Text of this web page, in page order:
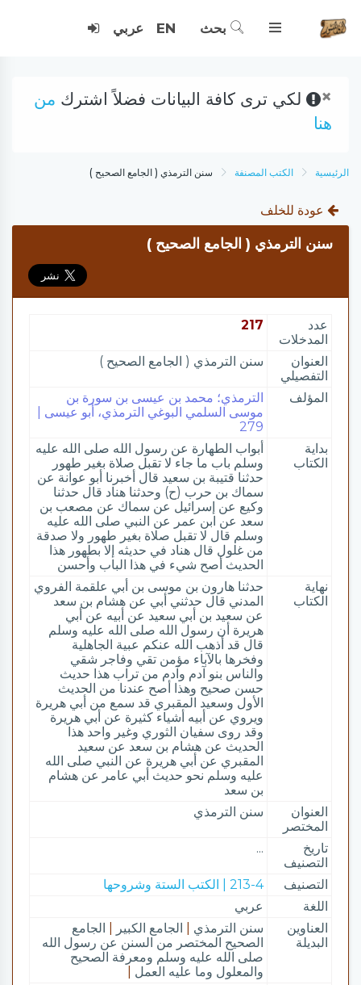
بحث EN عربي
× لكي ترى كافة البيانات فضلاً اشترك من
هنا
الرئيسية الكتب المصنفة سنن الترمذي ( الجامع الصحيح )
عودة للخلف
سنن الترمذي ( الجامع الصحيح )
عدد
المدخلات
217
العنوان
التفصيلي
سنن الترمذي ( الجامع الصحيح )
المؤلف
الترمذي؛ محمد بن عيسى بن سورة بن
موسى السلمي البوغي الترمذي، أبو عيسى |
279
بداية
الكتاب
أبواب الطهارة عن رسول الله صلى الله عليه
وسلم باب ما جاء لا تقبل صلاة بغير طهور
حدثنا قتيبة بن سعيد قال أخبرنا أبو عوانة عن
سماك بن حرب (ح) وحدثنا هناد قال حدثنا
وكيع عن إسرائيل عن سماك عن مصعب بن
سعد عن ابن عمر عن النبي صلى الله عليه
وسلم قال لا تقبل صلاة بغير طهور ولا صدقة
من غلول قال هناد في حديثه إلا بطهور هذا
الحديث أصح شيء في هذا الباب وأحسن
نهاية
الكتاب
حدثنا هارون بن موسى بن أبي علقمة الفروي
المدني قال حدثني أبي عن هشام بن سعد
عن سعيد بن أبي سعيد عن أبيه عن أبي
هريرة أن رسول الله صلى الله عليه وسلم
قال قد أذهب الله عنكم عبية الجاهلية
وفخرها بالآباء مؤمن تقي وفاجر شقي
والناس بنو آدم وآدم من تراب هذا حديث
حسن صحيح وهذا أصح عندنا من الحديث
الأول وسعيد المقبري قد سمع من أبي هريرة
ويروي عن أبيه أشياء كثيرة عن أبي هريرة
وقد روى سفيان الثوري وغير واحد هذا
الحديث عن هشام بن سعد عن سعيد
المقبري عن أبي هريرة عن النبي صلى الله
عليه وسلم نحو حديث أبي عامر عن هشام
بن سعد
العنوان
المختصر
سنن الترمذي
تاريخ
التصنيف
...
التصنيف
213-4 | الكتب الستة وشروحها
اللغة
عربي
العناوين
البديلة
سنن الترمذي الجامع الكبير
الجامع
الصحيح المختصر من السنن عن رسول الله
صلى الله عليه وسلم ومعرفة الصحيح
والمعلول وما عليه العمل